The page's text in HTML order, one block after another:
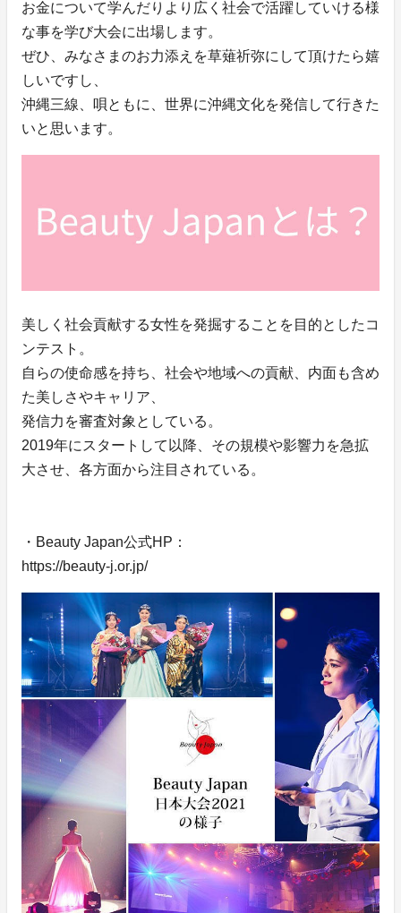
お金について学んだりより広く社会で活躍していける様
な事を学び大会に出場します。
ぜひ、みなさまのお力添えを草薙祈弥にして頂けたら嬉
しいですし、
沖縄三線、唄ともに、世界に沖縄文化を発信して行きた
いと思います。
美しく社会貢献する女性を発掘することを目的としたコ
ンテスト。
自らの使命感を持ち、社会や地域への貢献、内面も含め
た美しさやキャリア、
発信力を審査対象としている。
2019年にスタートして以降、その規模や影響力を急拡
大させ、各方面から注目されている。
・Beauty Japan公式HP：
https://beauty-j.or.jp/